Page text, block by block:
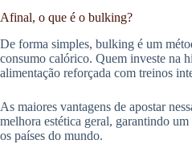
Afinal, o que é o bulking?
De forma simples, bulking é um
consumo calórico. Quem investe na
alimentação reforçada com treinos
As maiores vantagens de apostar
melhora estética geral, garantindo
os países do mundo.